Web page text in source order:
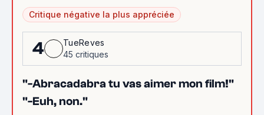
Critique négative la plus appréciée
4
TueReves
45 critiques
"-Abracadabra tu vas aimer mon film!"
"-Euh, non."